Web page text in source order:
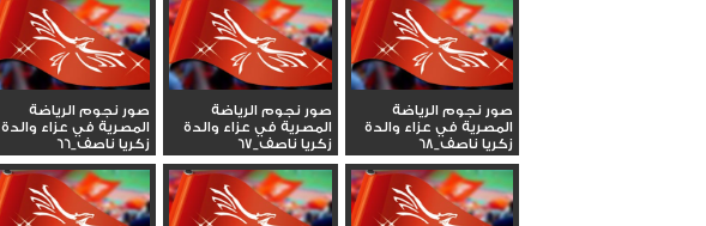
صور نجوم الرياضة
المصرية في عزاء والدة
زكريا ناصف_68
صور نجوم الرياضة
المصرية في عزاء والدة
زكريا ناصف_67
صور نجوم الرياضة
المصرية في عزاء والدة
زكريا ناصف_66